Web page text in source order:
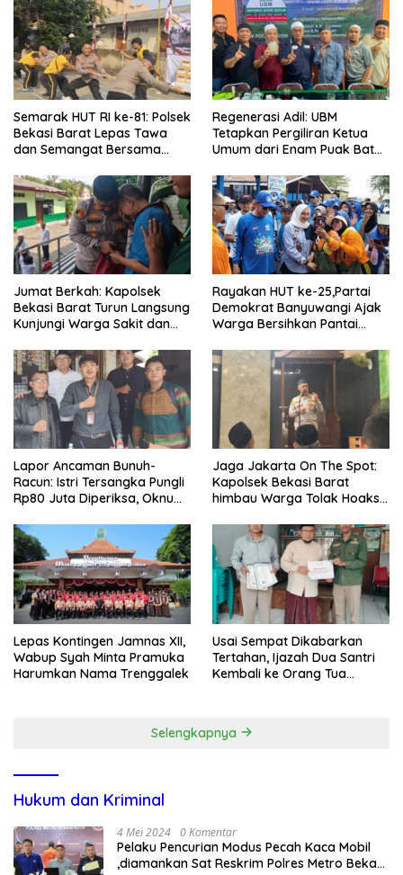
Semarak HUT RI ke-81: Polsek
Bekasi Barat Lepas Tawa
dan Semangat Bersama
Regenerasi Adil: UBM
Tetapkan Pergiliran Ketua
Umum dari Enam Puak Batak
Jumat Berkah: Kapolsek
Bekasi Barat Turun Langsung
Kunjungi Warga Sakit dan
Rayakan HUT ke-25,Partai
Demokrat Banyuwangi Ajak
Warga Bersihkan Pantai
Lapor Ancaman Bunuh-
Racun: Istri Tersangka Pungli
Rp80 Juta Diperiksa, Oknum
Disdagperin
Jaga Jakarta On The Spot:
Kapolsek Bekasi Barat
himbau Warga Tolak Hoaks
Sholat Jumat
Lepas Kontingen Jamnas XII,
Wabup Syah Minta Pramuka
Harumkan Nama Trenggalek
Usai Sempat Dikabarkan
Tertahan, Ijazah Dua Santri
Kembali ke Orang Tua
Selengkapnya
Hukum dan Kriminal
4 Mei 2024 0 Komentar
Pelaku Pencurian Modus Pecah Kaca Mobil
,diamankan Sat Reskrim Polres Metro Bekasi